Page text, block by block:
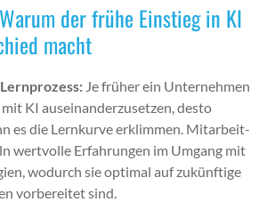
der frühe Einstieg in KI
macht
Je früher ein Unternehmen
KI auseinan­derzuset­zen, desto
es die Lernkurve erk­lim­men. Mitar­bei­t­
wertvolle Erfahrun­gen im Umgang mit
wodurch sie opti­mal auf zukün­ftige
vor­bere­it­et sind.